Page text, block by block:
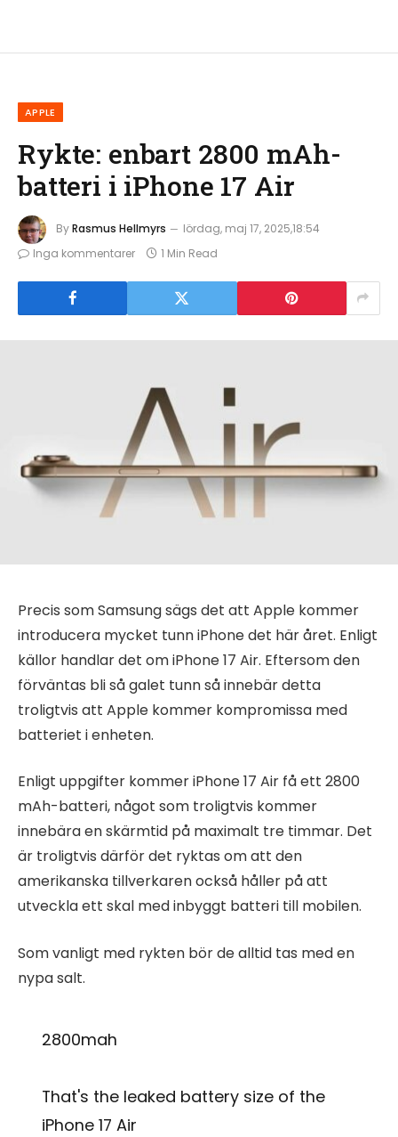
APPLE
Rykte: enbart 2800 mAh-
batteri i iPhone 17 Air
ByRasmus Hellmyrs
lördag, maj 17, 2025,18:54
Inga kommentarer
1 Min Read
Precis som Samsung sägs det att Apple kommer
introducera mycket tunn iPhone det här året. Enligt
källor handlar det om iPhone 17 Air. Eftersom den
förväntas bli så galet tunn så innebär detta
troligtvis att Apple kommer kompromissa med
batteriet i enheten.
Enligt uppgifter kommer iPhone 17 Air få ett 2800
mAh-batteri, något som troligtvis kommer
innebära en skärmtid på maximalt tre timmar. Det
är troligtvis därför det ryktas om att den
amerikanska tillverkaren också håller på att
utveckla ett skal med inbyggt batteri till mobilen.
Som vanligt med rykten bör de alltid tas med en
nypa salt.
2800mah
That's the leaked battery size of the
iPhone 17 Air